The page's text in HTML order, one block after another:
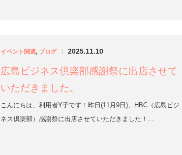
イベント関連, ブログ | 2025.11.10
広島ビジネス倶楽部感謝祭に出店させて
いただきました。
こんにちは、利用者Y子です！昨日(11月9日)、HBC（広島ビジ
ネス倶楽部）感謝祭に出店させていただきました！…